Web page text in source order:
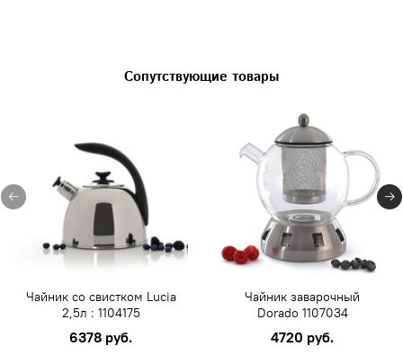
Сопутствующие товары
Чайник со свистком Lucia
2,5л : 1104175
6378 руб.
Чайник заварочный
Dorado 1107034
4720 руб.